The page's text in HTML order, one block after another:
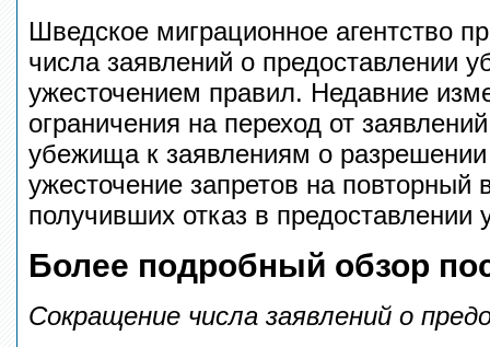
Шведское миграционное агентство
числа заявлений о предоставлении
ужесточением правил. Недавние
ограничения на переход от
убежища к заявлениям о разрешении
ужесточение запретов на повторный
получивших отказ в
Более подробный обзор
Сокращение числа заявлений о